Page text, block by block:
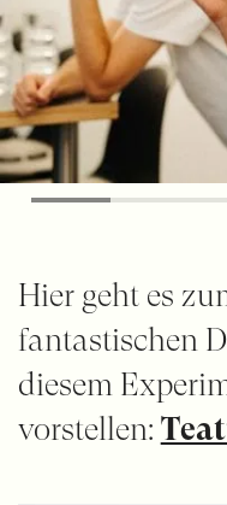
Hier geht es
fantastischen
diesem
vorstellen: